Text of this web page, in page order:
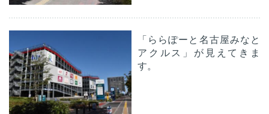
「ららぽーと名古屋みなと
アクルス」が見えてきま
す。